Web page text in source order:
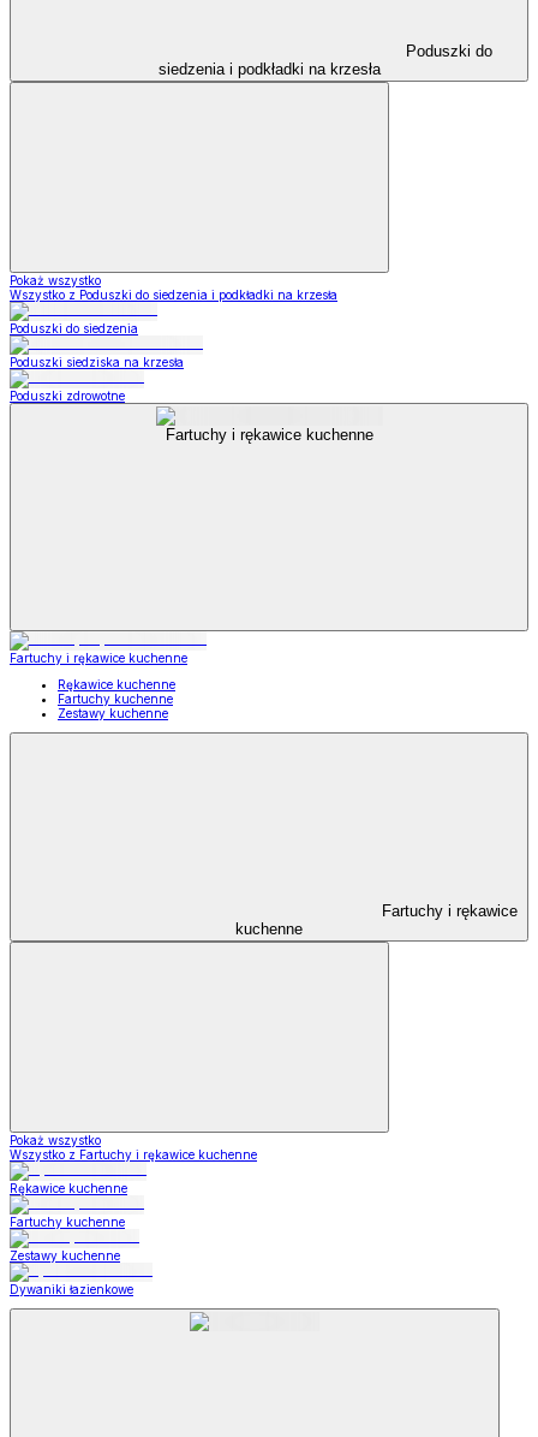
Poduszki do
siedzenia i podkładki na krzesła
Pokaż wszystko
Wszystko z Poduszki do siedzenia i podkładki na krzesła
Poduszki do siedzenia
Poduszki siedziska na krzesła
Poduszki zdrowotne
Fartuchy i rękawice kuchenne
Fartuchy i rękawice kuchenne
Rękawice kuchenne
Fartuchy kuchenne
Zestawy kuchenne
Fartuchy i rękawice
kuchenne
Pokaż wszystko
Wszystko z Fartuchy i rękawice kuchenne
Rękawice kuchenne
Fartuchy kuchenne
Zestawy kuchenne
Dywaniki łazienkowe